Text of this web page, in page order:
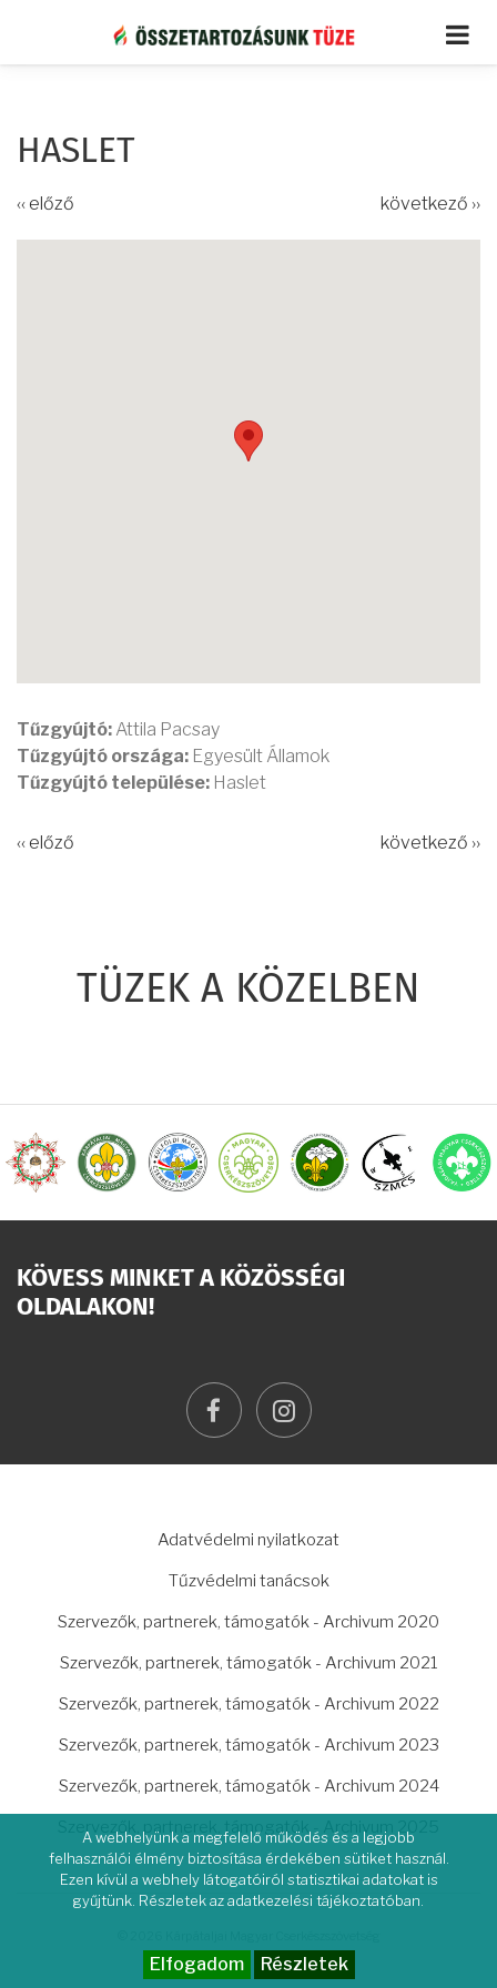
tartalomra
HASLET
‹‹ előző következő ››
Tűzgyújtó: Attila Pacsay
Tűzgyújtó országa: Egyesült Államok
Tűzgyújtó települése: Haslet
‹‹ előző következő ››
TÜZEK A KÖZELBEN
KÖVESS MINKET A KÖZÖSSÉGI
OLDALAKON!
facebookinstagram
Adatvédelmi nyilatkozat
Tűzvédelmi tanácsok
Szervezők, partnerek, támogatók - Archivum 2020
Szervezők, partnerek, támogatók - Archivum 2021
Szervezők, partnerek, támogatók - Archivum 2022
Szervezők, partnerek, támogatók - Archivum 2023
Szervezők, partnerek, támogatók - Archivum 2024
Szervezők, partnerek, támogatók - Archivum 2025
A webhelyünk a megfelelő működés és a legjobb
felhasználói élmény biztosítása érdekében sütiket használ.
Ezen kívül a webhely látogatóiról statisztikai adatokat is
gyűjtünk. Részletek az adatkezelési tájékoztatóban.
Elfogadom Részletek